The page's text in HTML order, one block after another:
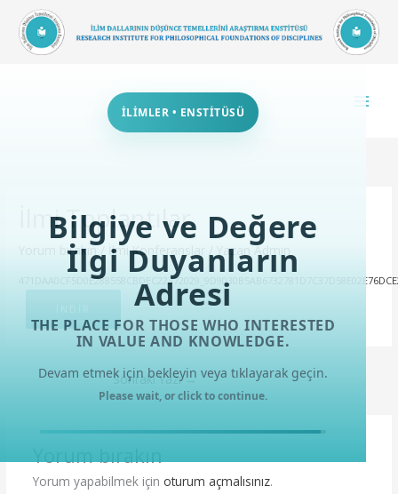
İLİMLER • ENSTİTÜSÜ
Bilgiye ve Değere
İlgi Duyanların
Adresi
THE PLACE FOR THOSE WHO INTERESTED
IN VALUE AND KNOWLEDGE.
Devam etmek için bekleyin veya tıklayarak geçin.
Please wait, or click to continue.
İçeriğe
atla
İlmi Toplantılar
Yorum bırakın / İlmi Konferanslar / Yazan Admin
Sonraki Yazı→
Yorum bırakın
Yorum yapabilmek için oturum açmalısınız.